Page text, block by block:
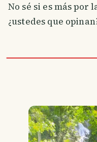
No sé si es más por
¿ustedes que